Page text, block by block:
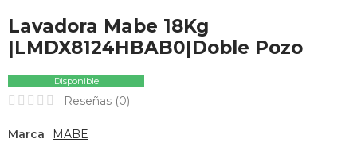
Lavadora Mabe 18Kg
|LMDX8124HBAB0|Doble Pozo
Disponible
Reseñas (0)
Marca
MABE